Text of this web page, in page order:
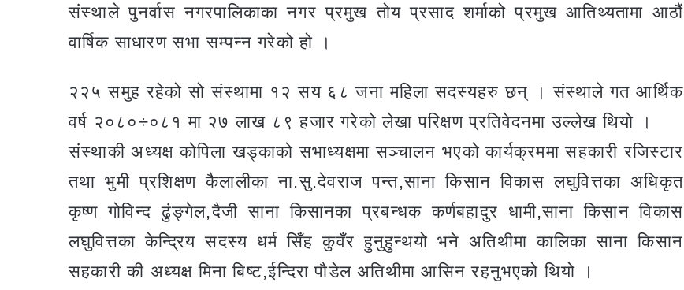
संस्थाले पुनर्वास नगरपालिकाका नगर प्रमुख तोय प्रसाद शर्माको प्रमुख आतिथ्यतामा आठौं
वार्षिक साधारण सभा सम्पन्न गरेको हो ।
२२५ समुह रहेको सो संस्थामा १२ सय ६८ जना महिला सदस्यहरु छन् । संस्थाले गत आर्थिक
वर्ष २०८०÷०८१ मा २७ लाख ८९ हजार गरेको लेखा परिक्षण प्रतिवेदनमा उल्लेख थियो ।
संस्थाकी अध्यक्ष कोपिला खड्काको सभाध्यक्षमा सञ्चालन भएको कार्यक्रममा सहकारी रजिस्टार
तथा भुमी प्रशिक्षण कैलालीका ना.सु.देवराज पन्त,साना किसान विकास लघुवित्तका अधिकृत
कृष्ण गोविन्द ढुंङ्गेल,दैजी साना किसानका प्रबन्धक कर्णबहादुर धामी,साना किसान विकास
लघुवित्तका केन्द्रिय सदस्य धर्म सिँह कुवँर हुनुहुन्थयो भने अतिथीमा कालिका साना किसान
सहकारी की अध्यक्ष मिना बिष्ट,ईन्दिरा पौडेल अतिथीमा आसिन रहनुभएको थियो ।